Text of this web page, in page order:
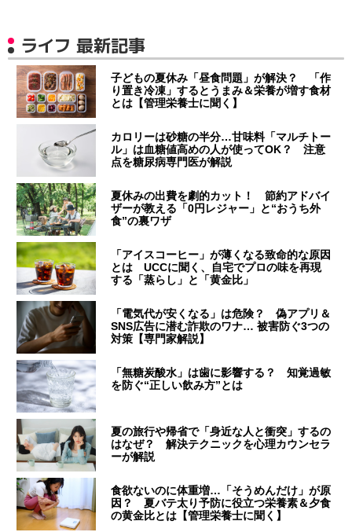
ライフ 最新記事
子どもの夏休み「昼食問題」が解決？ 「作
り置き冷凍」するとうまみ＆栄養が増す食材
とは【管理栄養士に聞く】
カロリーは砂糖の半分…甘味料「マルチトー
ル」は血糖値高めの人が使ってOK？ 注意
点を糖尿病専門医が解説
夏休みの出費を劇的カット！ 節約アドバイ
ザーが教える「0円レジャー」と“おうち外
食”の裏ワザ
「アイスコーヒー」が薄くなる致命的な原因
とは UCCに聞く、自宅でプロの味を再現
する「蒸らし」と「黄金比」
「電気代が安くなる」は危険？ 偽アプリ＆
SNS広告に潜む詐欺のワナ… 被害防ぐ3つの
対策【専門家解説】
「無糖炭酸水」は歯に影響する？ 知覚過敏
を防ぐ“正しい飲み方”とは
夏の旅行や帰省で「身近な人と衝突」するの
はなぜ？ 解決テクニックを心理カウンセラ
ーが解説
食欲ないのに体重増…「そうめんだけ」が原
因？ 夏バテ太り予防に役立つ栄養素＆夕食
の黄金比とは【管理栄養士に聞く】